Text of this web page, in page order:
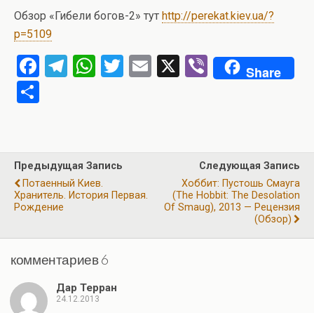
Обзор «Гибели богов-2» тут http://perekat.kiev.ua/?
p=5109
F
o
o
k
T
a
m
W
A
p
p
T
E
X
Vi
b
Share
р
а
в
Предыдущая Запись
Потаенный Киев.
Хранитель. История Первая.
Рождение
Следующая Запись
Хоббит: Пустошь Смауга
(The Hobbit: The Desolation
Of Smaug), 2013 — Рецензия
(обзор)
комментариев 6
Дар Терран
24.12.2013